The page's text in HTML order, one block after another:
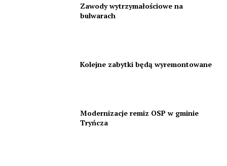
Zawody wytrzymałościowe na
bulwarach
Kolejne zabytki będą wyremontowane
Modernizacje remiz OSP w gminie
Tryńcza